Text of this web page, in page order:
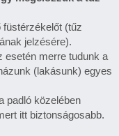
(tűz
jelzésére).
esetén merre tudunk a
(lakásunk) egyes
padló közelében
itt biztonságosabb.